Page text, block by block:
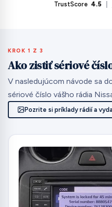
TrustScore 4.5
KROK 1 Z 3
Ako zistiť sériové
V nasledujúcom návode sa
sériové číslo vášho rádia
Pozrite si príklady rádií a